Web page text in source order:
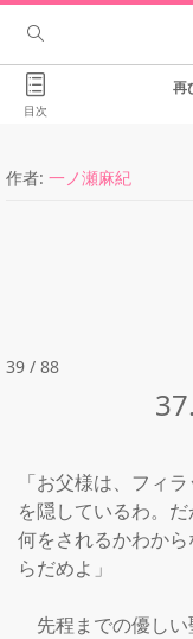
目次
再
作者: 一ノ瀬麻紀
39 / 88
「お父様は、フィ
を隠しているわ。
何をされるかわか
らだめよ」
先程までの優しい